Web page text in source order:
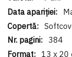
384
13 x 20